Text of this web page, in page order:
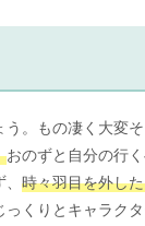
。もの凄く大変
おのずと自分の行
、時々羽目を外し
くりとキャラクタ